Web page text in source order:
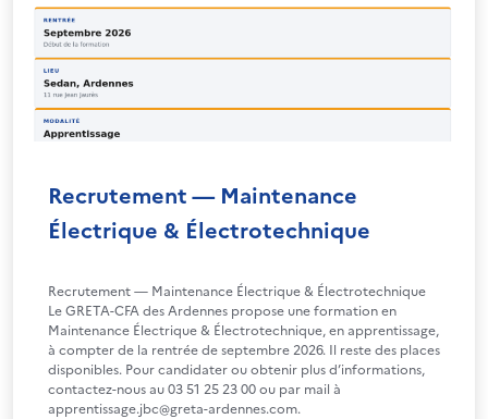
Recrutement — Maintenance
Électrique & Électrotechnique
Recrutement — Maintenance Électrique & Électrotechnique
Le GRETA-CFA des Ardennes propose une formation en
Maintenance Électrique & Électrotechnique, en apprentissage,
à compter de la rentrée de septembre 2026. Il reste des places
disponibles. Pour candidater ou obtenir plus d’informations,
contactez-nous au 03 51 25 23 00 ou par mail à
apprentissage.jbc@greta-ardennes.com.